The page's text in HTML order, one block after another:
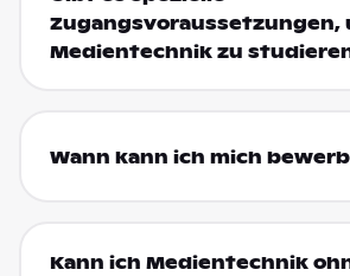
Zugangsvoraussetzungen,
Medientechnik zu
Wann kann ich mich
Kann ich Medientechnik